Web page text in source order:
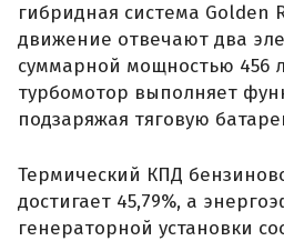
гибридная система Golden
движение отвечают два
суммарной мощностью 456
турбомотор выполняет
подзаряжая тяговую
Термический КПД
достигает 45,79%, а
генераторной установки